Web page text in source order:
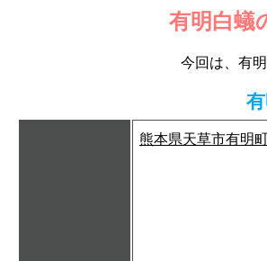
有明白蟻
今回は、有
熊本県天草市有明